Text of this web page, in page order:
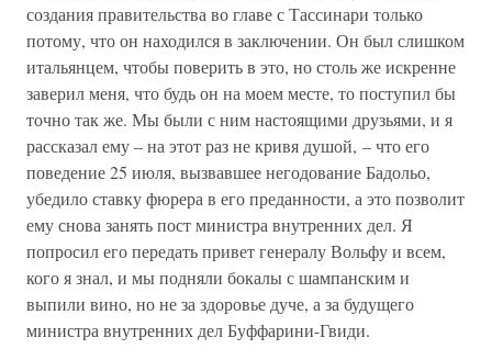
создания правительства во главе с Тассинари только
потому, что он находился в заключении. Он был слишком
итальянцем, чтобы поверить в это, но столь же искренне
заверил меня, что будь он на моем месте, то поступил бы
точно так же. Мы были с ним настоящими друзьями, и я
рассказал ему – на этот раз не кривя душой, – что его
поведение 25 июля, вызвавшее негодование Бадольо,
убедило ставку фюрера в его преданности, а это позволит
ему снова занять пост министра внутренних дел. Я
попросил его передать привет генералу Вольфу и всем,
кого я знал, и мы подняли бокалы с шампанским и
выпили вино, но не за здоровье дуче, а за будущего
министра внутренних дел Буффарини-Гвиди.